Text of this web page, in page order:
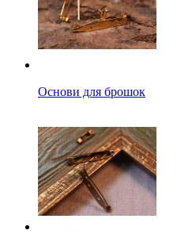
Основи для брошок